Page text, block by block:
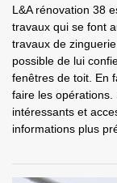
L&A rénovation 38
travaux qui se font
travaux de
possible de lui
fenêtres de toit. En
faire les
intéressants et
informations plus